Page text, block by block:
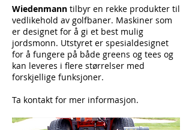
Wiedenmann tilbyr en rekke produkter til
vedlikehold av golfbaner. Maskiner som
er designet for å gi et best mulig
jordsmonn. Utstyret er spesialdesignet
for å fungere på både greens og tees og
kan leveres i flere størrelser med
forskjellige funksjoner.
Ta kontakt for mer informasjon.